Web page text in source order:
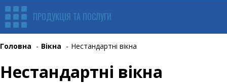
ПРОДУКЦІЯ ТА ПОСЛУГИ
Головна - Вікна - Нестандартні вікна
Нестандартні вікна